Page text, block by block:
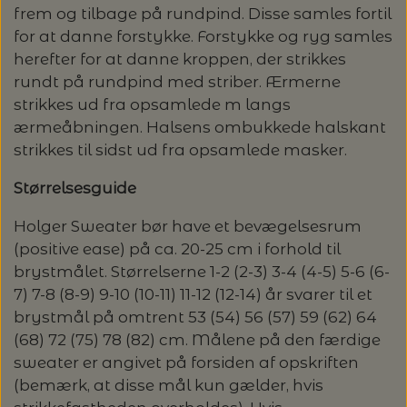
PASCUALI: NEPAL - SPAR 20%
PASCULI: SUAVE - SPAR 20%
POMP STITCH - BRODERI - SPAR 30-35%
SPAR 40% - GLERUPS STØVLER BØRN (STR.
19 - 23)
PERMIN: SPAR 30% PÅ ALLE
JULEBRODERIER
BALDYRE: UDVALGTE BRODERIER - SPAR
LANG YARNS
MONDIAL
PASCUALI
PERMIN
SOMMERGARN
LENE HOLME SAMSØE - LEKNIT
MY FAVOURITE THINGS KNITWEAR
ODD ROW
PETITEKNIT
RAUMA
SUSIE HAUMANN
MASKESTOPPERE
MASKEWIRES
MÅLEBÅND / PINDEMÅLERE
OPSKRIFTHOLDER FRA KNITPRO -
MAGMA
SAKSE
STRIKKE- OG SYNÅLE
SYTRÅD
frem og tilbage på rundpind. Disse samles fortil
for at danne forstykke. Forstykke og ryg samles
herefter for at danne kroppen, der strikkes
rundt på rundpind med striber. Ærmerne
strikkes ud fra opsamlede m langs
ærmeåbningen. Halsens ombukkede halskant
strikkes til sidst ud fra opsamlede masker.
Størrelsesguide
Holger Sweater bør have et bevægelsesrum
(positive ease) på ca. 20-25 cm i forhold til
brystmålet. Størrelserne 1-2 (2-3) 3-4 (4-5) 5-6 (6-
7) 7-8 (8-9) 9-10 (10-11) 11-12 (12-14) år svarer til et
brystmål på omtrent 53 (54) 56 (57) 59 (62) 64
(68) 72 (75) 78 (82) cm. Målene på den færdige
sweater er angivet på forsiden af opskriften
(bemærk, at disse mål kun gælder, hvis